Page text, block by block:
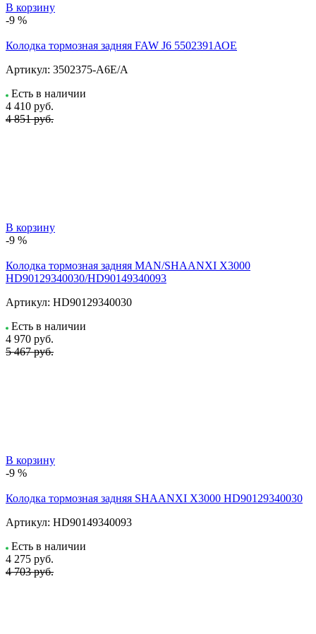
В корзину
-9 %
Колодка тормозная задняя FAW J6 5502391АОЕ
Артикул: 3502375-A6E/A
Есть в наличии
4 410 руб.
4 851 руб.
В корзину
-9 %
Колодка тормозная задняя MAN/SHAANXI X3000
HD90129340030/HD90149340093
Артикул: HD90129340030
Есть в наличии
4 970 руб.
5 467 руб.
В корзину
-9 %
Колодка тормозная задняя SHAANXI X3000 HD90129340030
Артикул: HD90149340093
Есть в наличии
4 275 руб.
4 703 руб.